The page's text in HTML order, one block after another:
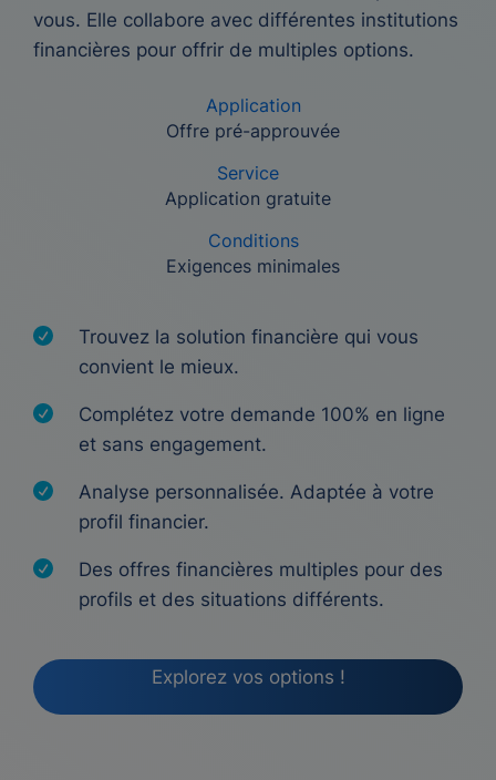
vous. Elle collabore avec différentes institutions
financières pour offrir de multiples options.
Application
Offre pré-approuvée
Service
Application gratuite
Conditions
Exigences minimales
Trouvez la solution financière qui vous
convient le mieux.
Complétez votre demande 100% en ligne
et sans engagement.
Analyse personnalisée. Adaptée à votre
profil financier.
Des offres financières multiples pour des
profils et des situations différents.
Explorez vos options !